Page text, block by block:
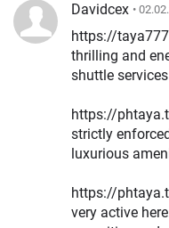
Davidcex •
https://
thrilling and energetic. Many
shuttle
https://
strictly enforced in
luxurious
https://
very active here. Many casinos offer